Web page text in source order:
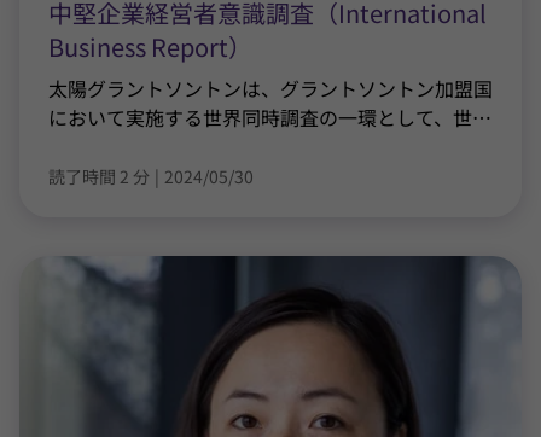
中堅企業経営者意識調査（International
Business Report）
太陽グラントソントンは、グラントソントン加盟国
において実施する世界同時調査の一環として、世…
読了時間 2 分 | 2024/05/30